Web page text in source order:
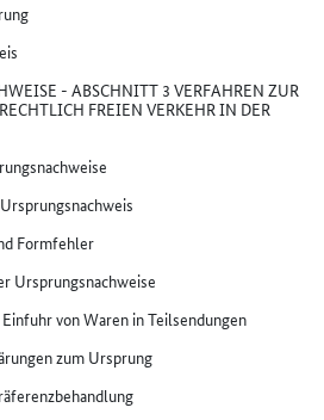
- ABSCHNITT 3 VERFAHREN ZUR
FREIEN VERKEHR IN DER
Formfehler
Ursprungsnachweise
von Waren in Teilsendungen
zum Ursprung